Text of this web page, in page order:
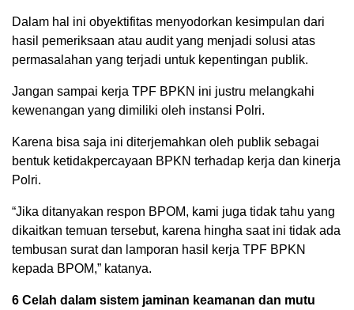
Dalam hal ini obyektifitas menyodorkan kesimpulan dari
hasil pemeriksaan atau audit yang menjadi solusi atas
permasalahan yang terjadi untuk kepentingan publik.
Jangan sampai kerja TPF BPKN ini justru melangkahi
kewenangan yang dimiliki oleh instansi Polri.
Karena bisa saja ini diterjemahkan oleh publik sebagai
bentuk ketidakpercayaan BPKN terhadap kerja dan kinerja
Polri.
“Jika ditanyakan respon BPOM, kami juga tidak tahu yang
dikaitkan temuan tersebut, karena hingha saat ini tidak ada
tembusan surat dan lamporan hasil kerja TPF BPKN
kepada BPOM,” katanya.
6 Celah dalam sistem jaminan keamanan dan mutu